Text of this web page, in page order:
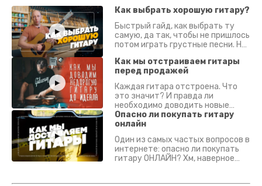
Как выбрать хорошую гитару?
Быстрый гайд, как выбрать ту
самую, да так, чтобы не пришлось
потом играть грустные песни. На
Как мы отстраиваем гитары
перед продажей
Каждая гитара отстроена. Что
это значит? И правда ли
необходимо доводить новые
гитары? Если кратко - да.
Подробно - в видео :)
Опасно ли покупать гитару
онлайн
Один из самых частых вопросов в
интернете: опасно ли покупать
гитару ОНЛАЙН? Хм, наверное